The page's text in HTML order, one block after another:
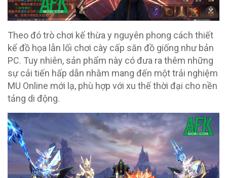
Theo đó trò chơi kế thừa y nguyên phong cách thiết
kế đồ họa lẫn lối chơi cày cấp săn đồ giống như bản
PC. Tuy nhiên, sản phẩm này có đưa ra thêm những
sự cải tiến hấp dẫn nhằm mang đến một trải nghiệm
MU Online mới lạ, phù hợp với xu thế thời đại cho nền
tảng di động.